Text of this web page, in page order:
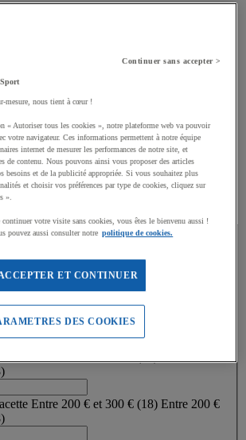
démarche responsable
Moins de 100 €(11) Moins de 100 €
Entre 200 € et 300 € (18) Entre 200 €
Continuer sans accepter >
mesure, nous tient à cœur !
« Autoriser tous les cookies », notre plateforme web va pouvoir
votre navigateur. Ces informations permettent à notre équipe
internet de mesurer les performances de notre site, et
de contenu. Nous pouvons ainsi vous proposer des articles
besoins et de la publicité appropriée. Si vous souhaitez plus
et choisir vos préférences par type de cookies, cliquez sur
».
votre visite sans cookies, vous êtes le bienvenu aussi !
pouvez aussi consulter notre politique de cookies.
ET CONTINUER
DES COOKIES